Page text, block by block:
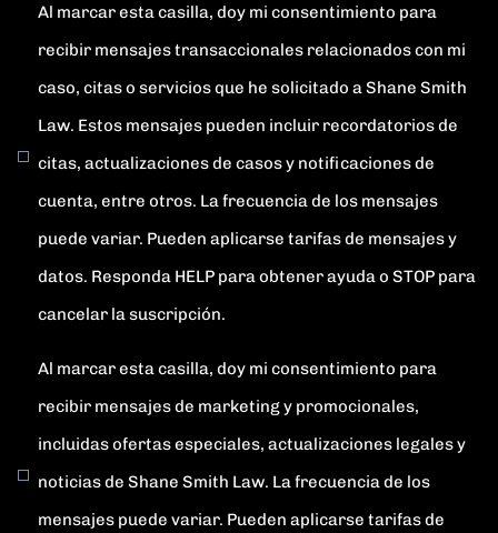
Al marcar esta casilla, doy mi consentimiento para
recibir mensajes transaccionales relacionados con mi
caso, citas o servicios que he solicitado a Shane Smith
Law. Estos mensajes pueden incluir recordatorios de
citas, actualizaciones de casos y notificaciones de
cuenta, entre otros. La frecuencia de los mensajes
puede variar. Pueden aplicarse tarifas de mensajes y
datos. Responda HELP para obtener ayuda o STOP para
cancelar la suscripción.
Al marcar esta casilla, doy mi consentimiento para
recibir mensajes de marketing y promocionales,
incluidas ofertas especiales, actualizaciones legales y
noticias de Shane Smith Law. La frecuencia de los
mensajes puede variar. Pueden aplicarse tarifas de